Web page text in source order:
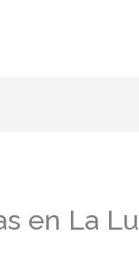
en La